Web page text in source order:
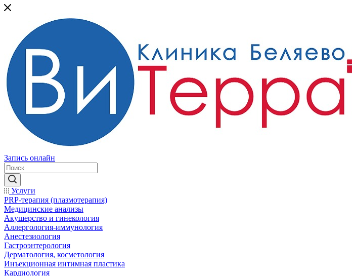
Запись онлайн
Услуги
PRP-терапия (плазмотерапия)
Медицинские анализы
Акушерство и гинекология
Аллергология-иммунология
Анестезиология
Гастроэнтерология
Дерматология, косметология
Инъекционная интимная пластика
Кардиология